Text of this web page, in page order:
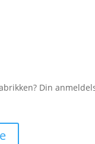
Din